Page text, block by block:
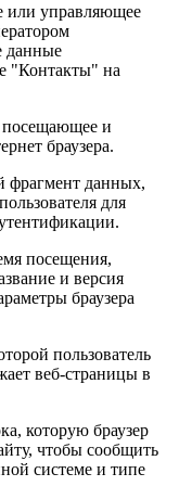
или управляющее
данные
"Контакты" на
посещающее и
браузера.
фрагмент данных,
для
посещения,
и версия
браузера
пользователь
веб-страницы в
которую браузер
чтобы сообщить
системе и типе